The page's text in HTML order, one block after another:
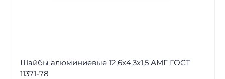
Шайбы алюминиевые 12,6х4,3х1,5 АМГ ГОСТ
11371-78